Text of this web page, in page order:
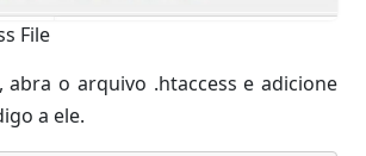
File
abra o arquivo .htaccess e adicione
a ele.